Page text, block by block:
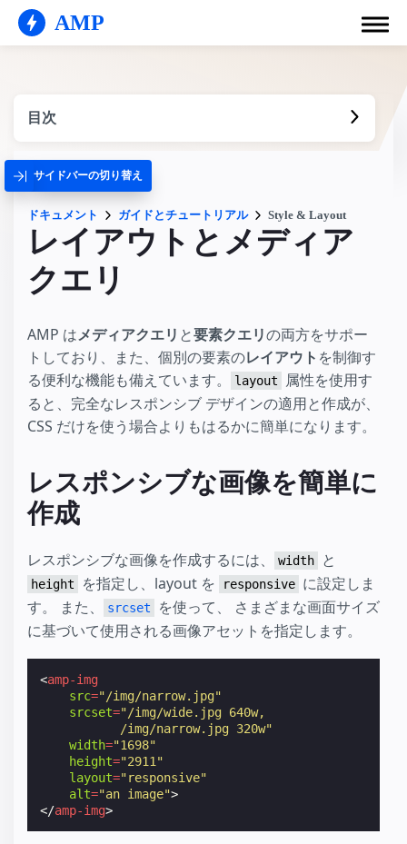
AMP
目次
サイドバーの切り替え
ドキュメント ガイドとチュートリアル Style & Layout
レイアウトとメディア
クエリ
AMP はメディアクエリ と要素クエリの両方をサポー
トしており、また、個別の要素のレイアウト を制御す
る便利な機能も備えています。
layout
属性を使用す
ると、完全なレスポンシブ デザインの適用と作成が、
CSS だけを使う場合よりもはるかに簡単になります。
レスポンシブな画像を簡単に
作成
レスポンシブな画像を作成するには、 width と
height を指定し、layout を responsive に設定しま
す。 また、
srcset
を使って、 さまざまな画面サイズ
に基づいて使用される画像アセットを指定します。
<amp-img
src="/img/narrow.jpg"
srcset="/img/wide.jpg 640w,
           /img/narrow.jpg 320w"
width="1698"
height="2911"
layout="responsive"
alt="an image">
</amp-img>